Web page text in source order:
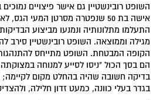
השופט רובינשטיין גם אישר פיצויים
אישה בת 50 שנפטרה מסרטן המעי
התעלמו מתלונותיה ונמנעו מביצוע
מגילה וממוצאה. השופט רובינשטיין סירב
הקופה המבטחת. השופט מתייחס
הם בסך הכול "ניסו לסייע למנוחה
בדיקה חשובה שהיה בהחלט מקום לקיימה;
בגדר בעלי כוונה, כמעט זדון חלילה,